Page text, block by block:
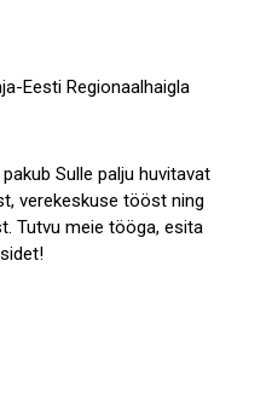
Eesti Regionaalhaigla
Sulle palju huvitavat
verekeskuse tööst ning
Tutvu meie tööga, esita